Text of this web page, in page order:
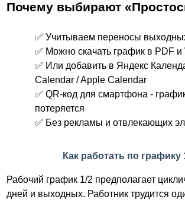
Почему выбирают
✅ Учитываем переносы
✅ Можно скачать график в PDF и
✅ Или добавить в Яндекс
Calendar / Apple Calendar
✅ QR-код для смартфона -
потеряется
✅ Без рекламы и отвлекающих
Как работать по графику
Рабочий график 1/2 предполагает
дней и выходных. Работник трудится